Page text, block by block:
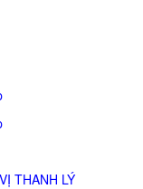
THANH LÝ